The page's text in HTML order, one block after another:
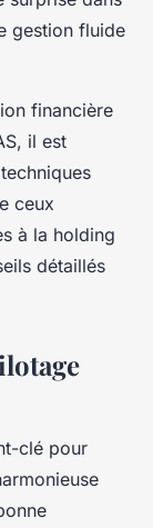
gestion fluide
financière
il est
ceux
à la holding
détaillés
clé pour